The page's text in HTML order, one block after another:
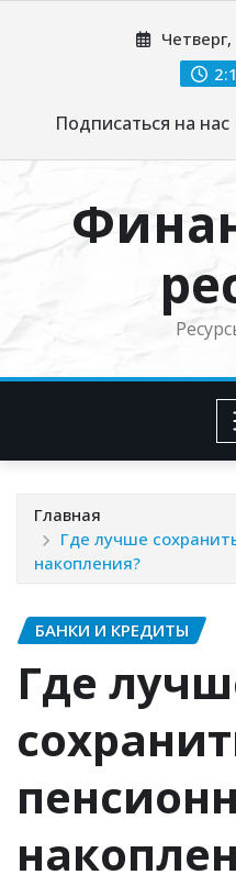
Подписаться на нас
Главная
Где лучше
накопления?
БАНКИ И КРЕДИТЫ
Где